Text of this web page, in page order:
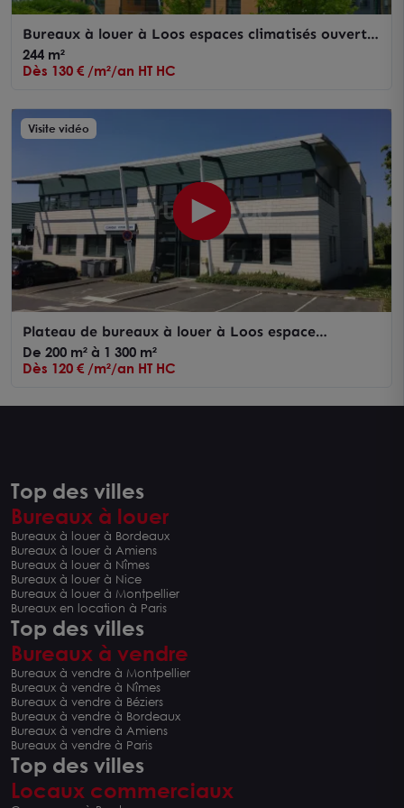
Bureaux à louer à Loos espaces climatisés ouverts
parkings extérieurs
244 m²
Dès 130 € /m²/an HT HC
Visite vidéo
Plateau de bureaux à louer à Loos espace
modulable et étage privatif
De 200 m² à 1 300 m²
Dès 120 € /m²/an HT HC
Top des villes
Bureaux à louer
Bureaux à louer à Bordeaux
Bureaux à louer à Amiens
Bureaux à louer à Nîmes
Bureaux à louer à Nice
Bureaux à louer à Montpellier
Bureaux en location à Paris
Top des villes
Bureaux à vendre
Bureaux à vendre à Montpellier
Bureaux à vendre à Nîmes
Bureaux à vendre à Béziers
Bureaux à vendre à Bordeaux
Bureaux à vendre à Amiens
Bureaux à vendre à Paris
Top des villes
Locaux commerciaux